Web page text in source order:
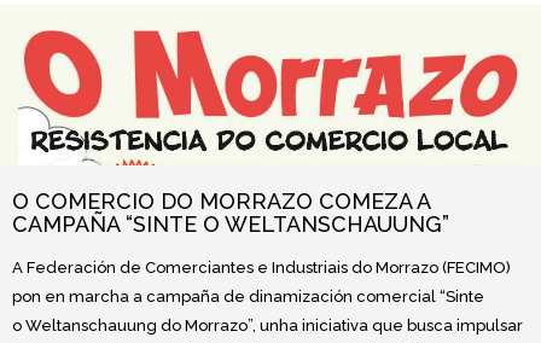
O COMERCIO DO MORRAZO COMEZA A
CAMPAÑA “SINTE O WELTANSCHAUUNG”
A Federación de Comerciantes e Industriais do Morrazo (FECIMO)
pon en marcha a campaña de dinamización comercial “Sinte
o Weltanschauung do Morrazo”, unha iniciativa que busca impulsar